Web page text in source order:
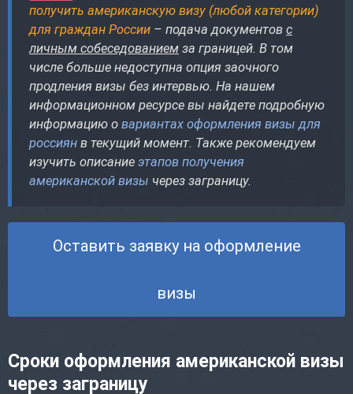
получить американскую визу (любой категории)
для граждан России – подача документов с
личным собеседованием за границей. В том
числе больше недоступна опция заочного
продления визы без интервью. На нашем
информационном ресурсе вы найдете подробную
информацию о вариантах оформления визы для
россиян в текущий момент. Также рекомендуем
изучить описание этапов получения
американской визы через заграницу.
Оставить заявку на оформление
визы
Сроки оформления американской визы
через заграницу